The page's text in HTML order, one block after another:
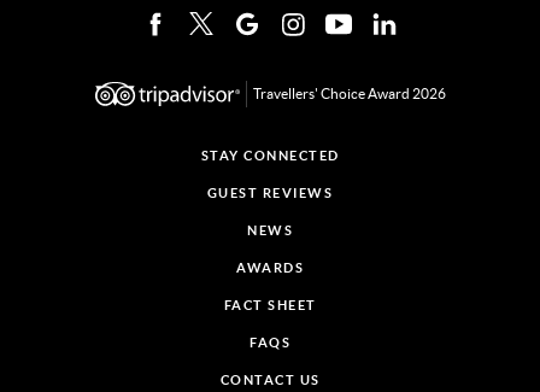
Travellers' Choice Award 2026
STAY CONNECTED
GUEST REVIEWS
NEWS
AWARDS
FACT SHEET
FAQS
CONTACT US